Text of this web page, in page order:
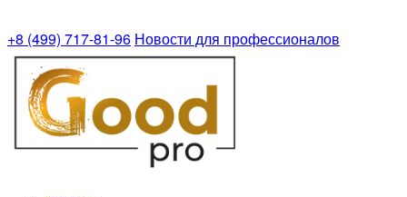
+8 (499) 717-81-96 Новости для профессионалов